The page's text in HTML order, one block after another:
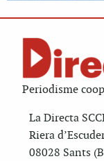
Periodisme
La Directa
Riera
08028 Sants